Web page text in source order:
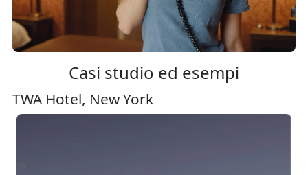
Casi studio ed esempi
TWA Hotel, New York